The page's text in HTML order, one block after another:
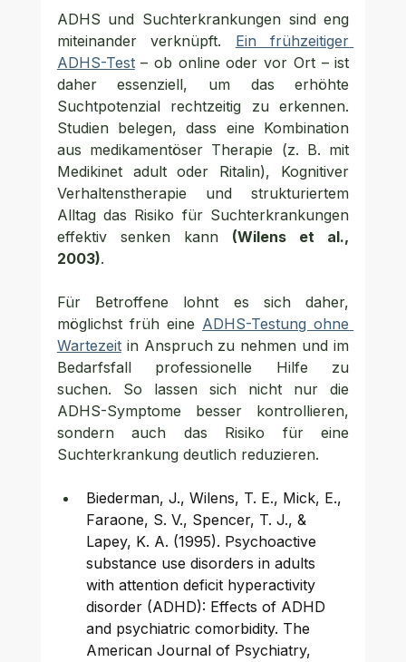
ADHS und Suchterkrankungen sind eng
miteinander verknüpft. Ein frühzeitiger
ADHS-Test – ob online oder vor Ort – ist
daher essenziell, um das erhöhte
Suchtpotenzial rechtzeitig zu erkennen.
Studien belegen, dass eine Kombination
aus medikamentöser Therapie (z. B. mit
Medikinet adult oder Ritalin), Kognitiver
Verhaltenstherapie und strukturiertem
Alltag das Risiko für Suchterkrankungen
effektiv senken kann (Wilens et al.,
2003).
Für Betroffene lohnt es sich daher,
möglichst früh eine ADHS-Testung ohne
Wartezeit in Anspruch zu nehmen und im
Bedarfsfall professionelle Hilfe zu
suchen. So lassen sich nicht nur die
ADHS-Symptome besser kontrollieren,
sondern auch das Risiko für eine
Suchterkrankung deutlich reduzieren.
Biederman, J., Wilens, T. E., Mick, E.,
Faraone, S. V., Spencer, T. J., &
Lapey, K. A. (1995). Psychoactive
substance use disorders in adults
with attention deficit hyperactivity
disorder (ADHD): Effects of ADHD
and psychiatric comorbidity. The
American Journal of Psychiatry,